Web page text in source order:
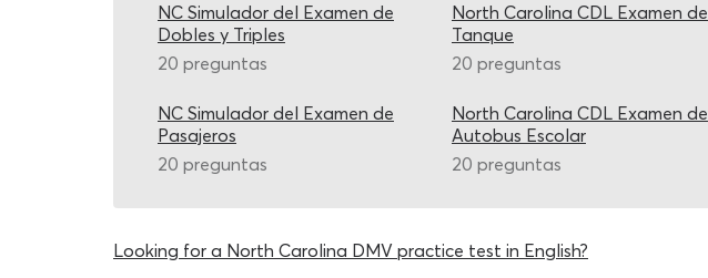
NC Simulador del Examen de
Dobles y Triples
20 preguntas
North Carolina CDL Examen de
Tanque
20 preguntas
NC Simulador del Examen de
Pasajeros
20 preguntas
North Carolina CDL Examen de
Autobus Escolar
20 preguntas
Looking for a North Carolina DMV practice test in English?